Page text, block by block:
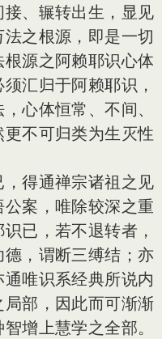
、辗转出生，显见
之根源，即是一切
源之阿赖耶识心体
汇归于阿赖耶识，
心体恒常、不间、
不可归类为生灭性
得通禅宗诸祖之见
案，唯除较深之重
已，若不退转者，
，谓断三缚结；亦
唯识系经典所说内
部，因此而可渐渐
增上慧学之全部。